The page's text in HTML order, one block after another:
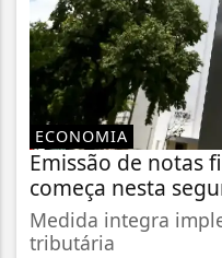
ECONOMIA
Emissão de notas
começa nesta
Medida integra
tributária